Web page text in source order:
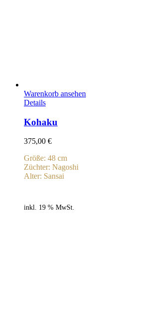
Warenkorb ansehen
Details
Kohaku
375,00 €
Größe: 48 cm
Züchter: Nagoshi
Alter: Sansai
inkl. 19 % MwSt.